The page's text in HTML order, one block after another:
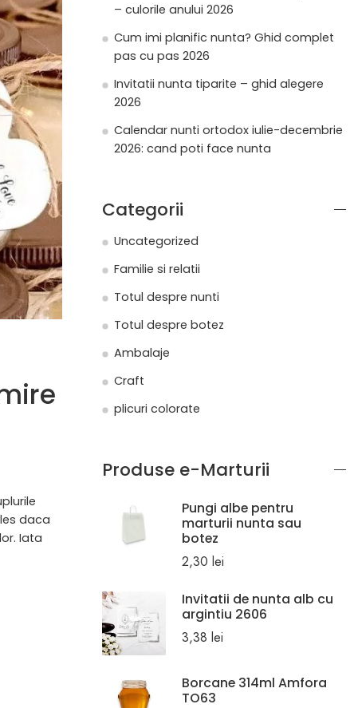
daca
Iata
– culorile anului 2026
Cum imi planific nunta? Ghid complet
pas cu pas 2026
Invitatii nunta tiparite – ghid alegere
2026
Calendar nunti ortodox iulie-decembrie
2026: cand poti face nunta
Categorii
Uncategorized
Familie si relatii
Totul despre nunti
Totul despre botez
Ambalaje
Craft
plicuri colorate
Produse e-Marturii
Pungi albe pentru
marturii nunta sau
botez
2,30 lei
Invitatii de nunta alb cu
argintiu 2606
3,38 lei
Borcane 314ml Amfora
TO63